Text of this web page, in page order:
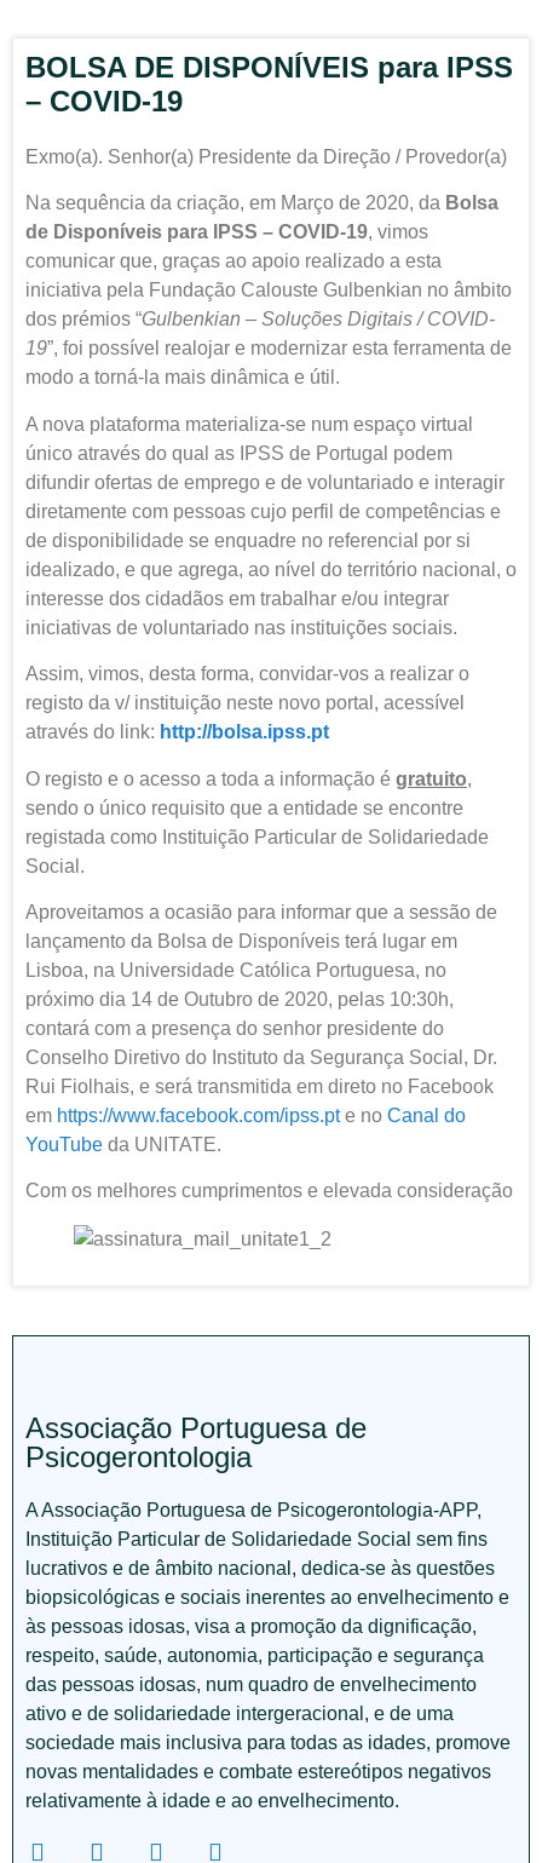
BOLSA DE DISPONÍVEIS para IPSS
– COVID-19
Exmo(a). Senhor(a) Presidente da Direção / Provedor(a)
Na sequência da criação, em Março de 2020, da Bolsa
de Disponíveis para IPSS – COVID-19, vimos
comunicar que, graças ao apoio realizado a esta
iniciativa pela Fundação Calouste Gulbenkian no âmbito
dos prémios “Gulbenkian – Soluções Digitais / COVID-
19”, foi possível realojar e modernizar esta ferramenta de
modo a torná-la mais dinâmica e útil.
A nova plataforma materializa-se num espaço virtual
único através do qual as IPSS de Portugal podem
difundir ofertas de emprego e de voluntariado e interagir
diretamente com pessoas cujo perfil de competências e
de disponibilidade se enquadre no referencial por si
idealizado, e que agrega, ao nível do território nacional, o
interesse dos cidadãos em trabalhar e/ou integrar
iniciativas de voluntariado nas instituições sociais.
Assim, vimos, desta forma, convidar-vos a realizar o
registo da v/ instituição neste novo portal, acessível
através do link: http://bolsa.ipss.pt
O registo e o acesso a toda a informação é gratuito,
sendo o único requisito que a entidade se encontre
registada como Instituição Particular de Solidariedade
Social.
Aproveitamos a ocasião para informar que a sessão de
lançamento da Bolsa de Disponíveis terá lugar em
Lisboa, na Universidade Católica Portuguesa, no
próximo dia 14 de Outubro de 2020, pelas 10:30h,
contará com a presença do senhor presidente do
Conselho Diretivo do Instituto da Segurança Social, Dr.
Rui Fiolhais, e será transmitida em direto no Facebook
em https://www.facebook.com/ipss.pte no Canal do
YouTube da UNITATE.
Com os melhores cumprimentos e elevada consideração
Associação Portuguesa de
Psicogerontologia
A Associação Portuguesa de Psicogerontologia-APP,
Instituição Particular de Solidariedade Social sem fins
lucrativos e de âmbito nacional, dedica-se às questões
biopsicológicas e sociais inerentes ao envelhecimento e
às pessoas idosas, visa a promoção da dignificação,
respeito, saúde, autonomia, participação e segurança
das pessoas idosas, num quadro de envelhecimento
ativo e de solidariedade intergeracional, e de uma
sociedade mais inclusiva para todas as idades, promove
novas mentalidades e combate estereótipos negativos
relativamente à idade e ao envelhecimento.